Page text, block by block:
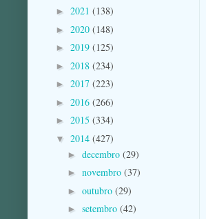
► 2021 (138)
► 2020 (148)
► 2019 (125)
► 2018 (234)
► 2017 (223)
► 2016 (266)
► 2015 (334)
▼ 2014 (427)
► decembro (29)
► novembro (37)
► outubro (29)
► setembro (42)